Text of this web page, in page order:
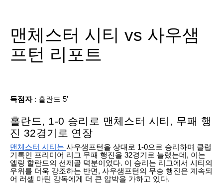
맨체스터 시티 vs 사우샘
프턴 리포트
득점자 : 홀란드 5′
홀란드, 1-0 승리로 맨체스터 시티, 무패 행
진 32경기로 연장
맨체스터 시티는 사우샘프턴을 상대로 1-0으로 승리하며 클럽
기록인 프리미어 리그 무패 행진을 32경기로 늘렸는데, 이는
엘링 할란드의 선제골 덕분이었다. 이 승리는 리그에서 시티의
우위를 더욱 강조하는 반면, 사우샘프턴의 무승 행진은 계속되
어 러셀 마틴 감독에게 더 큰 압박을 가하고 있다.